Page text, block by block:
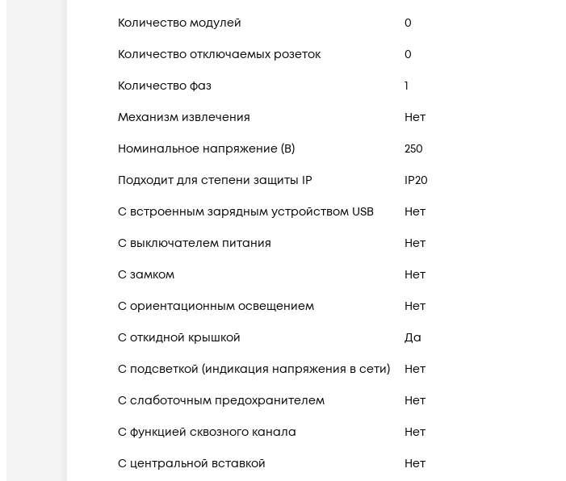
Количество модулей 0
Количество отключаемых розеток 0
Количество фаз 1
Механизм извлечения Нет
Номинальное напряжение (В) 250
Подходит для степени защиты IP IP20
С встроенным зарядным устройством USB Нет
С выключателем питания Нет
С замком Нет
С ориентационным освещением Нет
С откидной крышкой Да
С подсветкой (индикация напряжения в сети) Нет
С слаботочным предохранителем Нет
С функцией сквозного канала Нет
С центральной вставкой Нет